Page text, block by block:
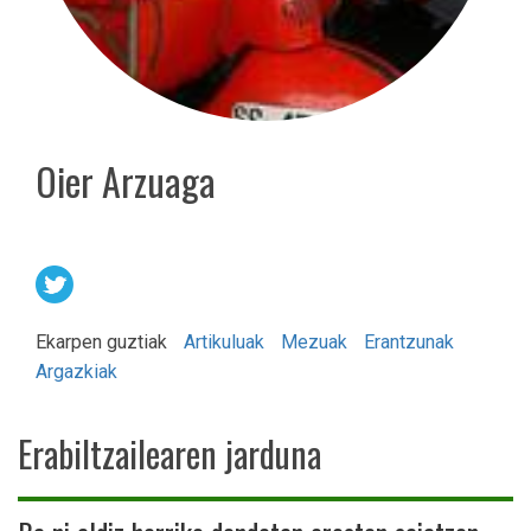
Oier Arzuaga
Ekarpen guztiak Artikuluak Mezuak
Erantzunak
Argazkiak
Erabiltzailearen jarduna